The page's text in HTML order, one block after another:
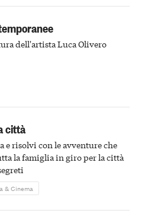
dell'artista Luca Olivero
città
e risolvi con le avventure che
la famiglia in giro per la città
& Cinema